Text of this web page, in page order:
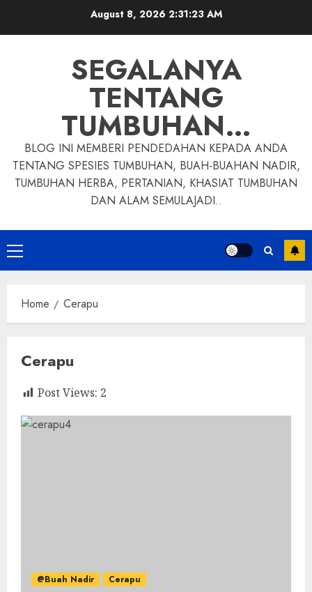
August 8, 2026 2:31:24 AM
SEGALANYA
TENTANG
TUMBUHAN…
BLOG INI MEMBERI PENDEDAHAN KEPADA ANDA
TENTANG SPESIES TUMBUHAN, BUAH-BUAHAN NADIR,
TUMBUHAN HERBA, PERTANIAN, KHASIAT TUMBUHAN
DAN ALAM SEMULAJADI..
Primary
Menu
Home Cerapu
Cerapu
Post Views: 2
@Buah Nadir Cerapu